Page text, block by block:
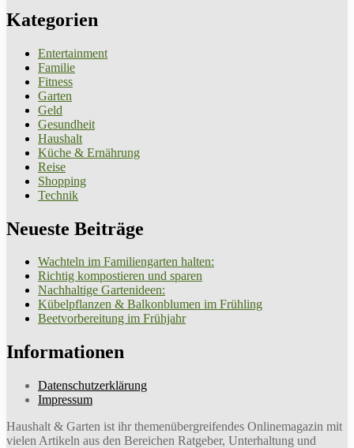
Kategorien
Entertainment
Familie
Fitness
Garten
Geld
Gesundheit
Haushalt
Küche & Ernährung
Reise
Shopping
Technik
Neueste Beiträge
Wachteln im Familiengarten halten:
Richtig kompostieren und sparen
Nachhaltige Gartenideen:
Kübelpflanzen & Balkonblumen im Frühling
Beetvorbereitung im Frühjahr
Informationen
Datenschutzerklärung
Impressum
Haushalt & Garten ist ihr themenübergreifendes Onlinemagazin mit
vielen Artikeln aus den Bereichen Ratgeber, Unterhaltung und